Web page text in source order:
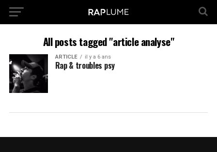
All posts tagged "article analyse"
ARTICLE il y a 6 ans
Rap & troubles psy